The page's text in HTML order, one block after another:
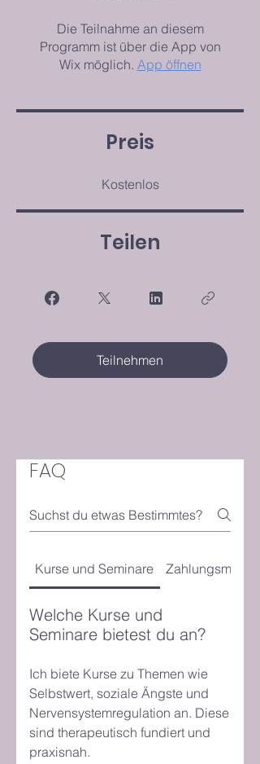
Die Teilnahme an diesem
Programm ist über die App von
Wix möglich. App öffnen
Preis
Kostenlos
Teilen
Teilnehmen
FAQ
Kurse und Seminare
Welche Kurse und
Seminare bietest du an?
Ich biete Kurse zu Themen wie
Selbstwert, soziale Ängste und
Nervensystemregulation an. Diese
sind therapeutisch fundiert und
praxisnah.